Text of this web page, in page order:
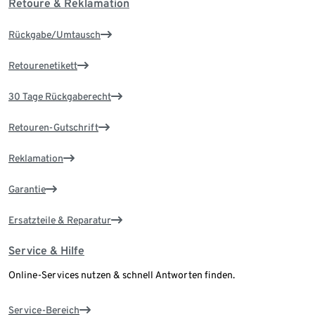
Retoure & Reklamation
Rückgabe/Umtausch
Retourenetikett
30 Tage Rückgaberecht
Retouren-Gutschrift
Reklamation
Garantie
Ersatzteile & Reparatur
Service & Hilfe
Online-Services nutzen & schnell Antworten finden.
Service-Bereich